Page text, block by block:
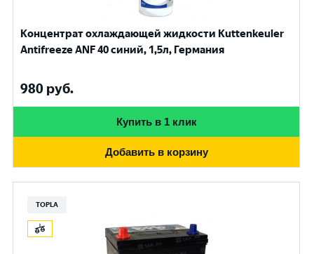
Концентрат охлаждающей жидкости Kuttenkeuler
Antifreeze ANF 40 синий, 1,5л, Германия
980 руб.
Купить в 1 клик
Добавить в корзину
TOPLA